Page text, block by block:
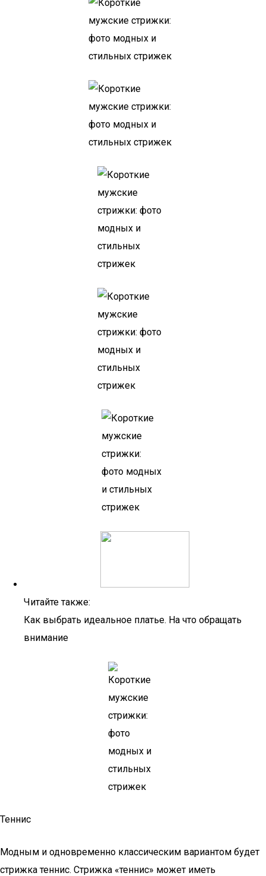
Читайте также:
Как выбрать идеальное платье. На что обращать
внимание
Теннис
Модным и одновременно классическим вариантом будет
стрижка теннис. Стрижка «теннис» может иметь